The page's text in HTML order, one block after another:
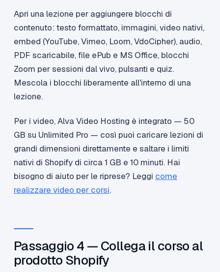
Apri una lezione per aggiungere blocchi di
contenuto: testo formattato, immagini, video nativi,
embed (YouTube, Vimeo, Loom, VdoCipher), audio,
PDF scaricabile, file ePub e MS Office, blocchi
Zoom per sessioni dal vivo, pulsanti e quiz.
Mescola i blocchi liberamente all'interno di una
lezione.
Per i video, Alva Video Hosting è integrato — 50
GB su Unlimited Pro — così puoi caricare lezioni di
grandi dimensioni direttamente e saltare i limiti
nativi di Shopify di circa 1 GB e 10 minuti. Hai
bisogno di aiuto per le riprese? Leggi come
realizzare video per corsi.
Passaggio 4 — Collega il corso al
prodotto Shopify